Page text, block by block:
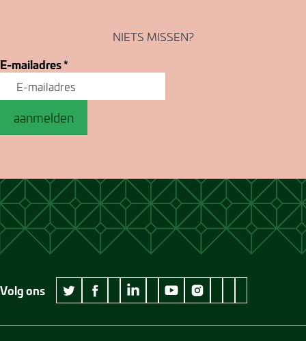
NIETS MISSEN?
E-mailadres*
aanmelden
Volg ons
twitter Museum Jan Cunen
facebook Museum Jan Cunen
wikipedia Museum Jan Cunen
linkedin Museum Jan Cunen
googleplus Museum Jan Cunen
youtube Museum Jan Cunen
instagram Museum